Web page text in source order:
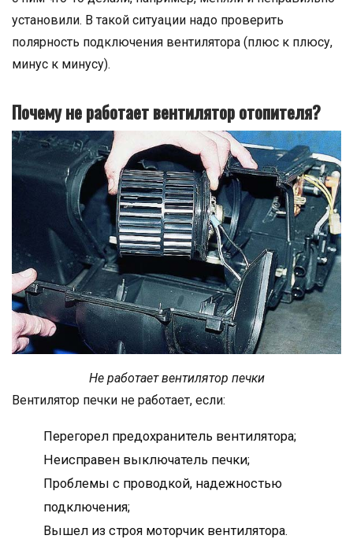
установили. В такой ситуации надо проверить
полярность подключения вентилятора (плюс к плюсу,
минус к минусу).
Почему не работает вентилятор отопителя?
Не работает вентилятор печки
Вентилятор печки не работает, если:
Перегорел предохранитель вентилятора;
Неисправен выключатель печки;
Проблемы с проводкой, надежностью
подключения;
Вышел из строя моторчик вентилятора.